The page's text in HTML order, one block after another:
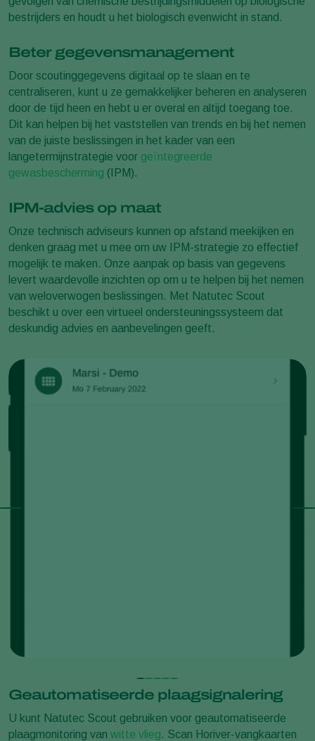
bestrijders en houdt u het biologisch evenwicht in stand.
Beter gegevensmanagement
Door scoutinggegevens digitaal op te slaan en te
centraliseren, kunt u ze gemakkelijker beheren en analyseren
door de tijd heen en hebt u er overal en altijd toegang toe.
Dit kan helpen bij het vaststellen van trends en bij het nemen
van de juiste beslissingen in het kader van een
langetermijnstrategie voor geïntegreerde
gewasbescherming (IPM).
IPM-advies op maat
Onze technisch adviseurs kunnen op afstand meekijken en
denken graag met u mee om uw IPM-strategie zo effectief
mogelijk te maken. Onze aanpak op basis van gegevens
levert waardevolle inzichten op om u te helpen bij het nemen
van weloverwogen beslissingen. Met Natutec Scout
beschikt u over een virtueel ondersteuningssysteem dat
deskundig advies en aanbevelingen geeft.
Geautomatiseerde plaagsignalering
U kunt Natutec Scout gebruiken voor geautomatiseerde
plaagmonitoring van witte vlieg. Scan Horiver-vangkaarten